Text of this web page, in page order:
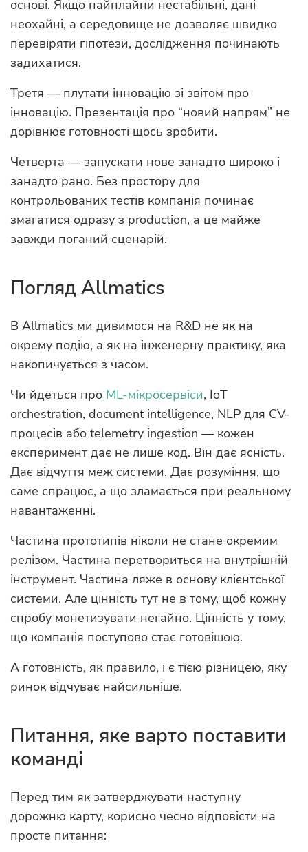
основі. Якщо пайплайни нестабільні, дані
неохайні, а середовище не дозволяє швидко
перевіряти гіпотези, дослідження починають
задихатися.
Третя — плутати інновацію зі звітом про
інновацію. Презентація про “новий напрям” не
дорівнює готовності щось зробити.
Четверта — запускати нове занадто широко і
занадто рано. Без простору для
контрольованих тестів компанія починає
змагатися одразу з production, а це майже
завжди поганий сценарій.
Погляд Allmatics
В Allmatics ми дивимося на R&D не як на
окрему подію, а як на інженерну практику, яка
накопичується з часом.
Чи йдеться про ML-мікросервіси, IoT
orchestration, document intelligence, NLP для CV-
процесів або telemetry ingestion — кожен
експеримент дає не лише код. Він дає ясність.
Дає відчуття меж системи. Дає розуміння, що
саме спрацює, а що зламається при реальному
навантаженні.
Частина прототипів ніколи не стане окремим
релізом. Частина перетвориться на внутрішній
інструмент. Частина ляже в основу клієнтської
системи. Але цінність тут не в тому, щоб кожну
спробу монетизувати негайно. Цінність у тому,
що компанія поступово стає готовішою.
А готовність, як правило, і є тією різницею, яку
ринок відчуває найсильніше.
Питання, яке варто поставити
команді
Перед тим як затверджувати наступну
дорожню карту, корисно чесно відповісти на
просте питання: